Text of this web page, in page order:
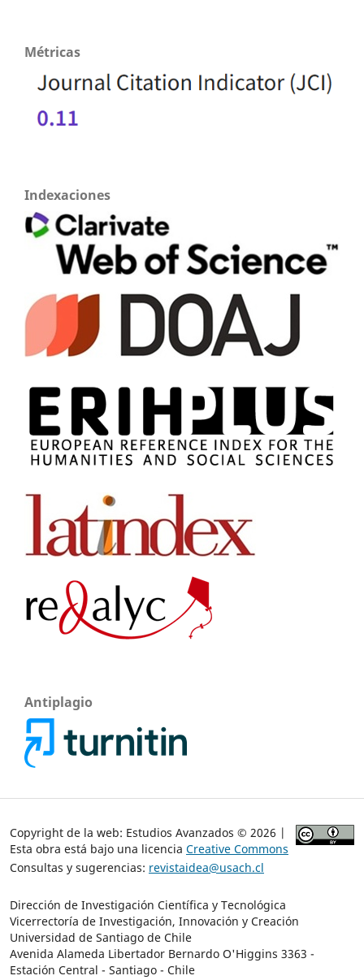
Métricas
Indexaciones
Antiplagio
Copyright de la web: Estudios Avanzados © 2026 |
Esta obra está bajo una licencia Creative Commons
Consultas y sugerencias: revistaidea@usach.cl
Dirección de Investigación Científica y Tecnológica
Vicerrectoría de Investigación, Innovación y Creación
Universidad de Santiago de Chile
Avenida Alameda Libertador Bernardo O'Higgins 3363 -
Estación Central - Santiago - Chile